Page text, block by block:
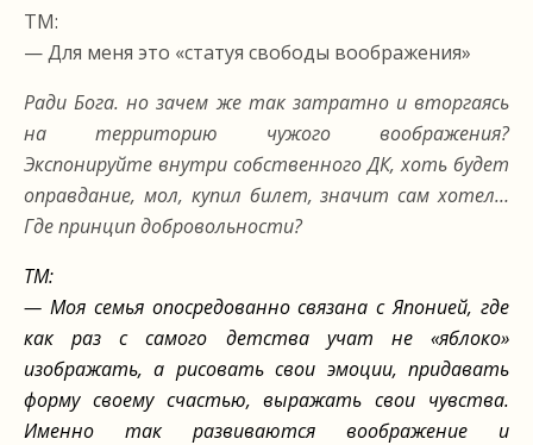
ТМ:
— Для меня это «статуя свободы воображения»
Ради Бога. но зачем же так затратно и вторгаясь
на территорию чужого воображения?
Экспонируйте внутри собственного ДК, хоть будет
оправдание, мол, купил билет, значит сам хотел…
Где принцип добровольности?
ТМ:
— Моя семья опосредованно связана с Японией, где
как раз с самого детства учат не «яблоко»
изображать, а рисовать свои эмоции, придавать
форму своему счастью, выражать свои чувства.
Именно так развиваются воображение и